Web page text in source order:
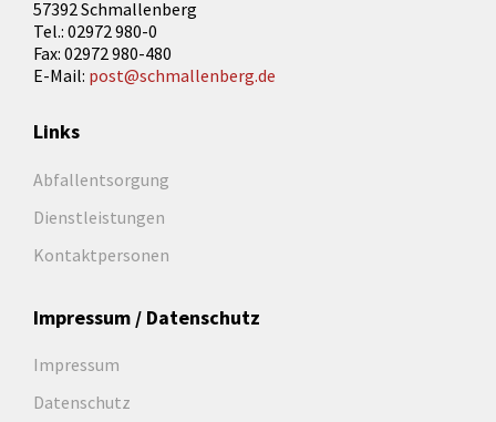
57392 Schmallenberg
Tel.: 02972 980-0
Fax: 02972 980-480
E-Mail: post@schmallenberg.de
Links
Abfallentsorgung
Dienstleistungen
Kontaktpersonen
Impressum / Datenschutz
Impressum
Datenschutz